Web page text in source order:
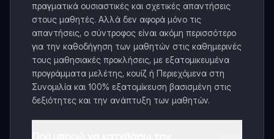
πραγματικά ουσιαστικές και σχετικές απαντήσεις
στους μαθητές. Αλλά δεν αφορά μόνο τις
απαντήσεις, ο σύντροφος είναι ακόμη περισσότερο
για την καθοδήγηση των μαθητών στις καθημερινές
τους μαθησιακές προκλήσεις, με εξατομικευμένα
προγράμματα μελέτης, κουίζ ή Περιεχόμενα στη
Συνομιλία και 100% εξατομίκευση βασισμένη στις
δεξιότητες και την ανάπτυξη των μαθητών.